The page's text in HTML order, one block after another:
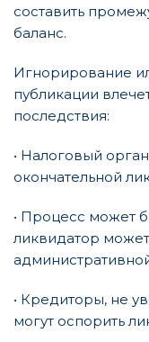
составить
баланс.
Игнорирование
публикации
последствия:
• Налоговый
окончательной
• Процесс может
ликвидатор
• Кредиторы, не
могут оспорить